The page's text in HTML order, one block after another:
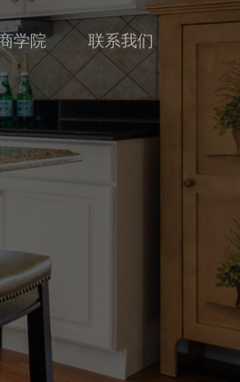
学院 联系我们